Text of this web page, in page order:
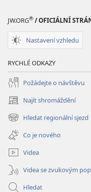
JW.ORG® / OFICIÁLNÍ
Nastavení vzhledu
RYCHLÉ ODKAZY
Požádejte o návštěvu
Najít shromáždění
(otevřeno
nové
okno)
Hledat regionální sjezd
(otevřeno
nové
okno)
Co je nového
Videa
Videa se zvukovým
Hledat